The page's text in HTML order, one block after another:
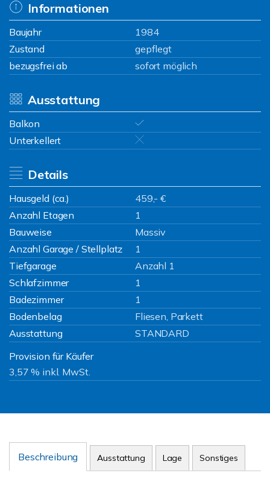
Informationen
Baujahr
1984
Zustand
gepflegt
bezugsfrei ab
sofort möglich
Ausstattung
Balkon
Unterkellert
Details
Hausgeld (ca.)
459,- €
Anzahl Etagen
1
Bauweise
Massiv
Anzahl Garage / Stellplatz
1
Tiefgarage
Anzahl 1
Schlafzimmer
1
Badezimmer
1
Bodenbelag
Fliesen, Parkett
Ausstattung
STANDARD
Provision für Käufer
3,57 % inkl. MwSt.
Beschreibung Ausstattung Lage Sonstiges